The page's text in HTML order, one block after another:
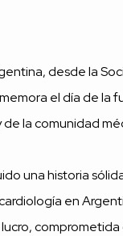
desde la
el día de
la comunidad
una historia
en